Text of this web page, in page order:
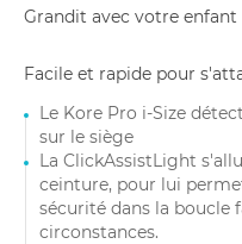
Grandit avec votre enfant
Facile et rapide pour
Le Kore Pro i-Size
sur le siège
La ClickAssistLight
ceinture, pour lui
sécurité dans la boucle
circonstances.